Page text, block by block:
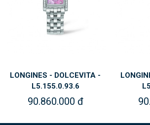
LONGINES - DOLCEVITA -
L5.155.0.93.6
90.860.000 đ